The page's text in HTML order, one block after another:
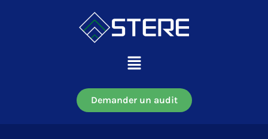
Main
Menu
Demander un audit